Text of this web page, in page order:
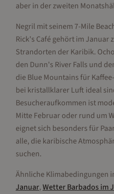
aber in der zweiten
Negril mit seinem 7-Mile
Rick's Café gehört im Januar
Strandorten der Karibik.
den Dunn's River Falls und
die Blue Mountains für
bei kristallklarer Luft ideal
Besucheraufkommen ist
Mitte Februar oder rund um
eignet sich besonders für
alle, die karibische
suchen.
Ähnliche Klimabedingungen
Januar,WetterBarbadosim